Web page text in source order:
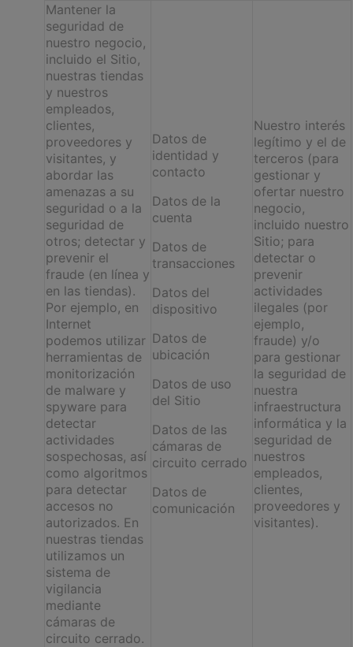
Mantener la
seguridad de
nuestro negocio,
incluido el Sitio,
nuestras tiendas
y nuestros
empleados,
clientes,
proveedores y
visitantes, y
abordar las
amenazas a su
seguridad o a la
seguridad de
otros; detectar y
prevenir el
fraude (en línea y
en las tiendas).
Por ejemplo, en
Internet
podemos utilizar
herramientas de
monitorización
de malware y
spyware para
detectar
actividades
sospechosas, así
como algoritmos
para detectar
accesos no
autorizados. En
nuestras tiendas
utilizamos un
sistema de
vigilancia
mediante
cámaras de
circuito cerrado.
Datos de
identidad y
contacto
Datos de la
cuenta
Datos de
transacciones
Datos del
dispositivo
Datos de
ubicación
Datos de uso
del Sitio
Datos de las
cámaras de
circuito cerrado
Datos de
comunicación
Nuestro interés
legítimo y el de
terceros (para
gestionar y
ofertar nuestro
negocio,
incluido nuestro
Sitio; para
detectar o
prevenir
actividades
ilegales (por
ejemplo,
fraude) y/o
para gestionar
la seguridad de
nuestra
infraestructura
informática y la
seguridad de
nuestros
empleados,
clientes,
proveedores y
visitantes).